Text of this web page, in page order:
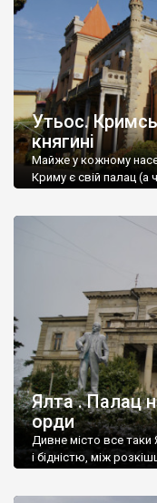
Утьос.
княгині
Майже у кожному
Криму є свій палац (а
Ялта . Палац
орди
Дивне місто все таки
і бідністю, між